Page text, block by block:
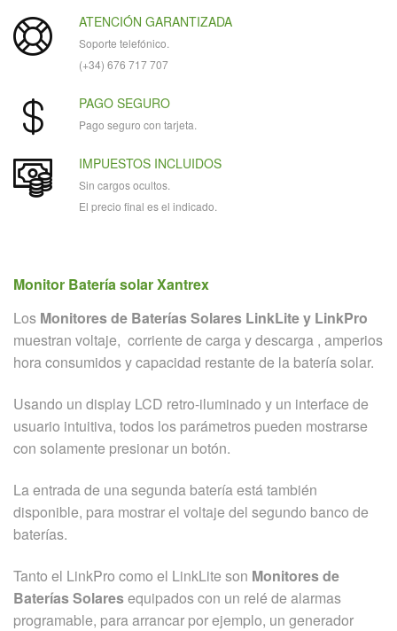
ATENCIÓN GARANTIZADA
Soporte telefónico.
(+34) 676 717 707
PAGO SEGURO
Pago seguro con tarjeta.
IMPUESTOS INCLUIDOS
Sin cargos ocultos.
El precio final es el indicado.
Monitor Batería solar Xantrex
Los Monitores de Baterías Solares LinkLite y LinkPro
muestran voltaje, corriente de carga y descarga , amperios
hora consumidos y capacidad restante de la batería solar.
Usando un display LCD retro-iluminado y un interface de
usuario intuitiva, todos los parámetros pueden mostrarse
con solamente presionar un botón.
La entrada de una segunda batería está también
disponible, para mostrar el voltaje del segundo banco de
baterías.
Tanto el LinkPro como el LinkLite son Monitores de
Baterías Solaresequipados con un relé de alarmas
programable, para arrancar por ejemplo, un generador